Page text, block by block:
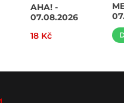
AHA! -
07.08.2026
18 Kč